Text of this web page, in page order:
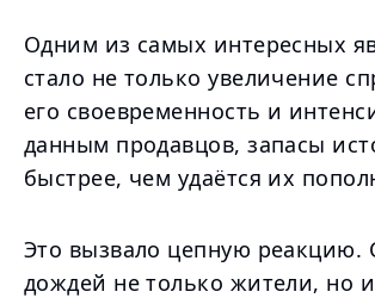
Одним из самых интересных
стало не только увеличение
его своевременность и
данным продавцов, запасы
быстрее, чем удаётся их
Это вызвало цепную реакцию.
дождей не только жители, но